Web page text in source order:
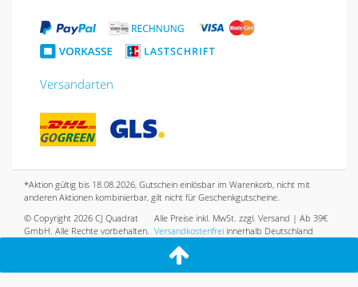
Versandarten
*Aktion gültig bis 18.08.2026, Gutschein einlösbar im Warenkorb, nicht mit
anderen Aktionen kombinierbar, gilt nicht für Geschenkgutscheine.
© Copyright 2026 CJ Quadrat
GmbH. Alle Rechte vorbehalten.
Alle Preise inkl. MwSt. zzgl. Versand | Ab 39€
Versandkostenfreiinnerhalb Deutschland